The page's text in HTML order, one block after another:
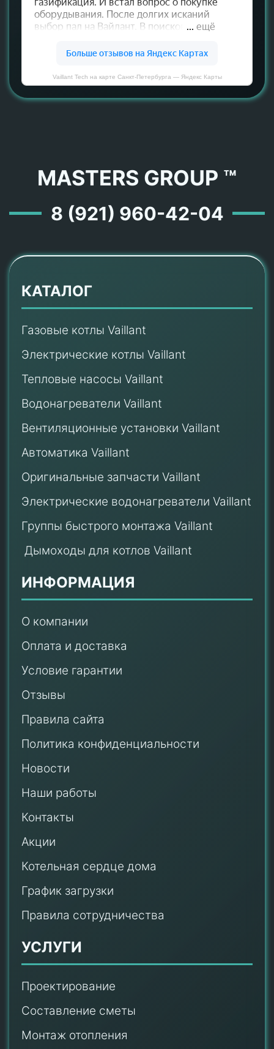
Vaillant Tech на карте Санкт‑Петербурга — Яндекс Карты
MASTERS GROUP ™
8 (921) 960-42-04
КАТАЛОГ
Газовые котлы Vaillant
Электрические котлы Vaillant
Тепловые насосы Vaillant
Водонагреватели Vaillant
Вентиляционные установки Vaillant
Автоматика Vaillant
Оригинальные запчасти Vaillant
Электрические водонагреватели Vaillant
Группы быстрого монтажа Vaillant
Дымоходы для котлов Vaillant
ИНФОРМАЦИЯ
О компании
Оплата и доставка
Условие гарантии
Отзывы
Правила сайта
Политика конфиденциальности
Новости
Наши работы
Контакты
Акции
Котельная сердце дома
График загрузки
Правила сотрудничества
УСЛУГИ
Проектирование
Составление сметы
Монтаж отопления